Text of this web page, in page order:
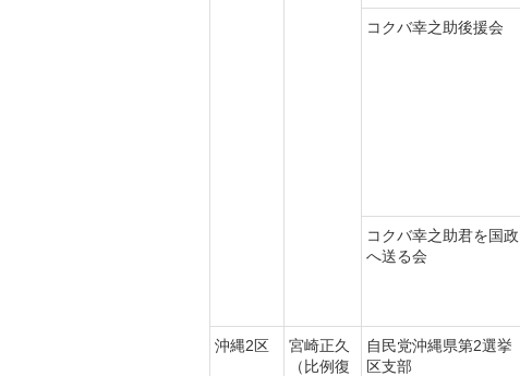
コクバ幸之助後援会
コクバ幸之助君を国政
へ送る会
沖縄2区
宮崎正久
（比例復
自民党沖縄県第2選挙
区支部